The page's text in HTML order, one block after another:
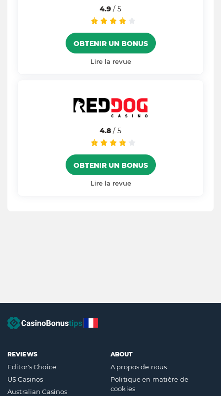
4.9 / 5
OBTENIR UN BONUS
Lire la revue
4.8 / 5
OBTENIR UN BONUS
Lire la revue
REVIEWS
Editor's Choice
US Casinos
Australian Casinos
ABOUT
A propos de nous
Politique en matière de
cookies